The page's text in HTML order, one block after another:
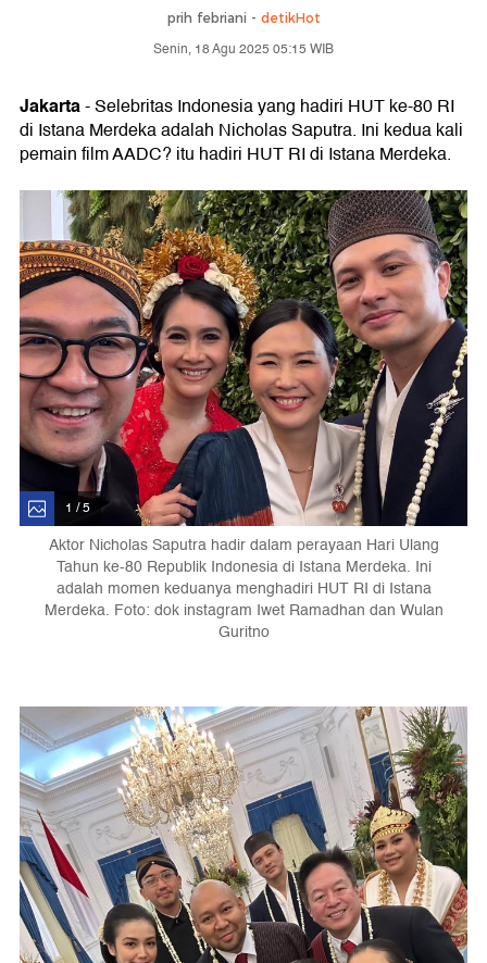
prih febriani - detikHot
Senin, 18 Agu 2025 05:15 WIB
Jakarta- Selebritas Indonesia yang hadiri HUT ke-80 RI
di Istana Merdeka adalah Nicholas Saputra. Ini kedua kali
pemain film AADC? itu hadiri HUT RI di Istana Merdeka.
1 / 5
Aktor Nicholas Saputra hadir dalam perayaan Hari Ulang
Tahun ke-80 Republik Indonesia di Istana Merdeka. Ini
adalah momen keduanya menghadiri HUT RI di Istana
Merdeka. Foto: dok instagram Iwet Ramadhan dan Wulan
Guritno